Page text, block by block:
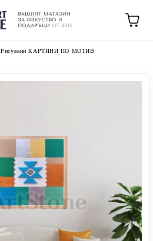
Рисувани КАРТИНИ ПО МОТИВ